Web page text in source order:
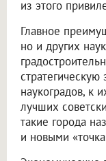
из этого
Главное
но и других
наукоградов, к
лучших
такие города
и новыми